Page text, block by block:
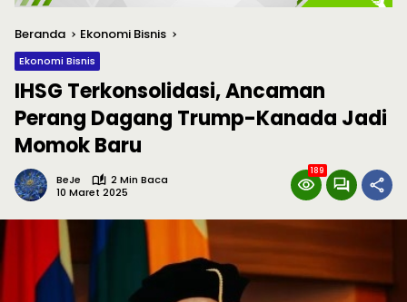
Beranda Ekonomi Bisnis
Ekonomi Bisnis
IHSG Terkonsolidasi, Ancaman
Perang Dagang Trump-Kanada Jadi
Momok Baru
BeJe
2 Min Baca
10 Maret 2025
189